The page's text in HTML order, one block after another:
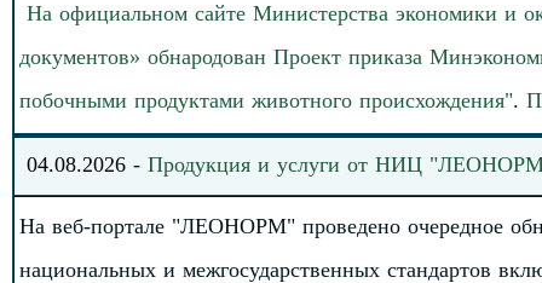
На официальном сайте Министерства экономики и
документов» обнародован Проект приказа
побочными продуктами животного происхождения".
04.08.2026 - Продукция и услуги от НИЦ
На веб-портале "ЛЕОНОРМ" проведено очередное
национальных и межгосударственных стандартов